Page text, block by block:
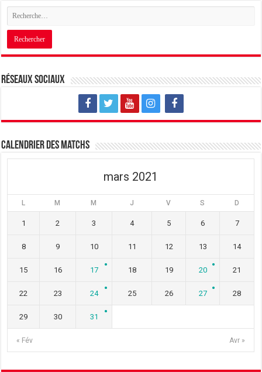
Réseaux sociaux
Calendrier des matchs
mars 2021
L M M J V S D
« Fév Avr »
1 2 3 4 5 6 7
8 9 10 11 12 13 14
15 16 17 18 19 20 21
22 23 24 25 26 27 28
29 30 31